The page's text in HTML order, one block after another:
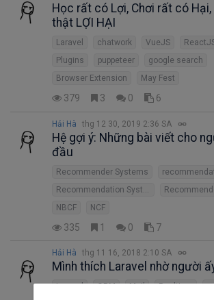
Học rất có Lợi, Chơi rất có Hại,
thật LỢI HẠI
Laravel chatwork VueJS
Plugins
puppeteer
google search
Browser Extension
May Fest
379 3 0 6
Hải Hà thg 12 30, 2019 2:36 SA
Hệ gợi ý: Những bài viết cho
đầu
Recommender Systems
NBCF
NCF
335 1 0 7
Hải Hà thg 11 16, 2018 2:10 SA
Mình thích Laravel nhờ người
Laravel ORM Mail Realtime